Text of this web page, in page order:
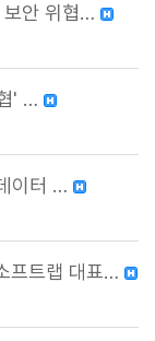
보안 위협…
' …
이터 …
프트랩 대표…